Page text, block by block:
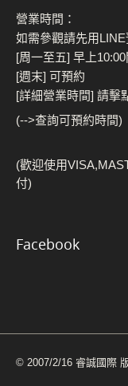
營業時間：
如需參觀請先用LINE
[周一至五] 早上
[週末] 可預約
[詳細營業時間] 請擊
(-->查詢可預約時間)
(歡迎使用
付)
Facebook
© 2007/2/16 睿誠國際